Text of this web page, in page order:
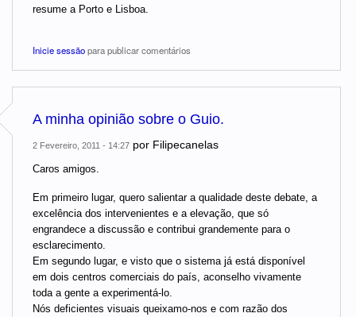
resume a Porto e Lisboa.
Inicie sessãopara publicar comentários
A minha opinião sobre o Guio.
2 Fevereiro, 2011 - 14:27 por Filipecanelas
Caros amigos.
Em primeiro lugar, quero salientar a qualidade deste debate, a
excelência dos intervenientes e a elevação, que só
engrandece a discussão e contribui grandemente para o
esclarecimento.
Em segundo lugar, e visto que o sistema já está disponível
em dois centros comerciais do país, aconselho vivamente
toda a gente a experimentá-lo.
Nós deficientes visuais queixamo-nos e com razão dos